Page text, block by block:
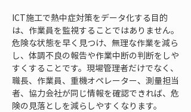
ICT施工で熱中症対策をデータ化する目的
は、作業員を監視することではありません。
危険な状態を早く見つけ、無理な作業を減ら
し、体調不良の報告や作業中断の判断をしや
すくすることです。現場管理者だけでなく、
職長、作業員、重機オペレーター、測量担当
者、協力会社が同じ情報を確認できれば、危
険の見落としを減らしやすくなります。